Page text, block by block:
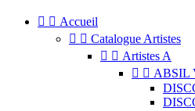
  Accueil
  Catalogue Artistes
  Artistes A
  ABSIL